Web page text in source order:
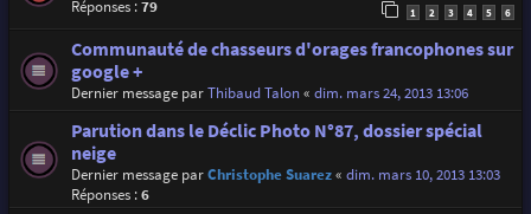
Réponses :79 1 2 3 4 5 6
Communauté de chasseurs d'orages francophones sur
google +
Dernier message parThibaud Talon« dim. mars 24, 2013 13:06
Parution dans le Déclic Photo N°87, dossier spécial
neige
Dernier message parChristophe Suarez« dim. mars 10, 2013 13:03
Réponses :6